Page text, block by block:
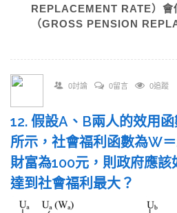
REPLACEMENT RATE）會
（GROSS PENSION
0討論 0留言 0追蹤
12. 假設A、B兩人的效用
所示，社會福利函數為W
財富為100元，則政府應
達到社會福利最大？